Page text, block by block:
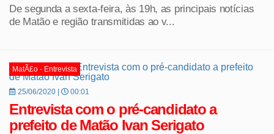
De segunda a sexta-feira, às 19h, as principais notícias
de Matão e região transmitidas ao v...
MatÃ£o - Entrevista
25/06/2020 | 00:01
Entrevista com o pré-candidato a
prefeito de Matão Ivan Serigato